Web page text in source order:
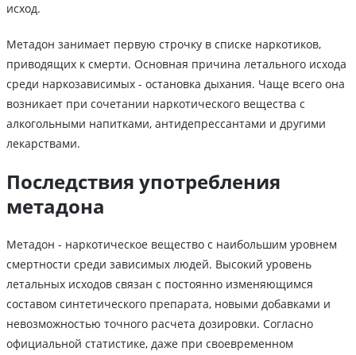
исход.
Метадон занимает первую строчку в списке наркотиков,
приводящих к смерти. Основная причина летального исхода
среди наркозависимых - остановка дыхания. Чаще всего она
возникает при сочетании наркотического вещества с
алкогольными напитками, антидепрессантами и другими
лекарствами.
Последствия употребления
метадона
Метадон - наркотическое вещество с наибольшим уровнем
смертности среди зависимых людей. Высокий уровень
летальных исходов связан с постоянно изменяющимся
составом синтетического препарата, новыми добавками и
невозможностью точного расчета дозировки. Согласно
официальной статистике, даже при своевременном